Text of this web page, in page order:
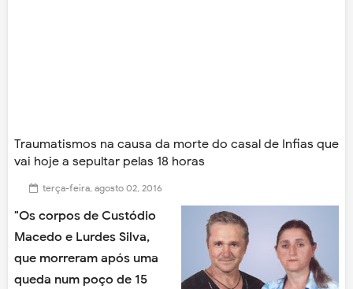
Traumatismos na causa da morte do casal de Infias que
vai hoje a sepultar pelas 18 horas
terça-feira, agosto 02, 2016
"Os corpos de Custódio
Macedo e Lurdes Silva,
que morreram após uma
queda num poço de 15